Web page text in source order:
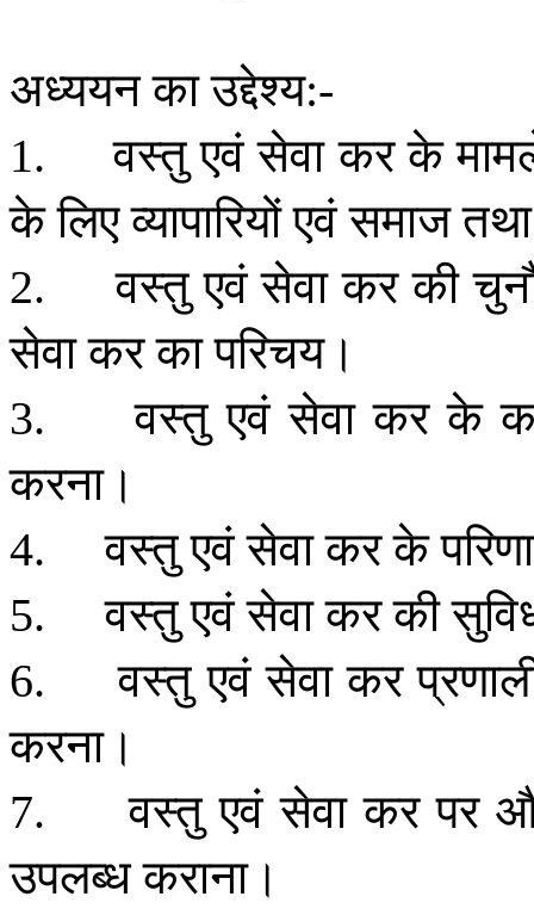
अध्ययनकाउद्देश्य:-
1.वस्तु एवं सेवा कर के
केलिएव्यापारियोंएवंसमाजतथा
2.वस्तु एवं सेवा कर की
सेवाकरकापरिचय।
3.वस्तु एवं सेवा कर के
करना।
4.वस्तुएवंसेवाकरके
5.वस्तुएवंसेवाकरकी
6.वस्तु एवं सेवा कर
करना।
7.वस्तु एवं सेवा कर पर
उपलब्धकराना।